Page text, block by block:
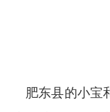
肥东县的小宝